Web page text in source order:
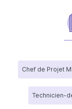
Chef de Projet
Technicien-